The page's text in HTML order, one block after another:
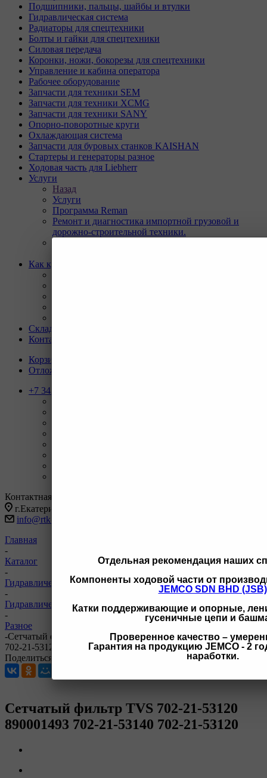
Отдельная рекомендация наших
Компоненты ходовой части от
JEMCO SDN BHD (JSB)
Катки поддерживающие и опорные,
гусеничные цепи и
Проверенное качество –
Гарантия на продукцию JEMCO - 2
наработки.
Подшипники, пальцы, шайбы и втулки
Гидравлическая система
Радиаторы для спецтехники
Болты и гайки для спецтехники
Силовая передача
Коронки, ножи, бокорезы для спецтехники
Управление и кабина оператора
Рабочее оборудование
Запчасти для техники SEM
Запчасти для техники XCMG
Запчасти для техники SANY
Опорно-поворотные круги
Охлаждающая система
Запчасти для буровых станков KAISHAN
Стартеры и генераторы разное
Ходовая часть для Liebherr
Услуги
Назад
Услуги
Программа Reman
Ремонт и диагностика импортной грузовой и
дорожно-строительной техники.
Как купить
Склады
Контакты
Корзина
Отложенные
+7 343 247-83-62
Контактная информация
г.Екатеринбург, ул Черняховского 86 корп 9/3
info@rtk-parts.ru
Главная
-
Каталог
-
Гидравлическая система
-
Гидравлическая система Komatsu
-
Разное
-Сетчатый фильтр TVS 702-21-53120 890001493 702-21-53140
702-21-53120
Поделиться
Сетчатый фильтр TVS 702-21-53120
890001493 702-21-53140 702-21-53120